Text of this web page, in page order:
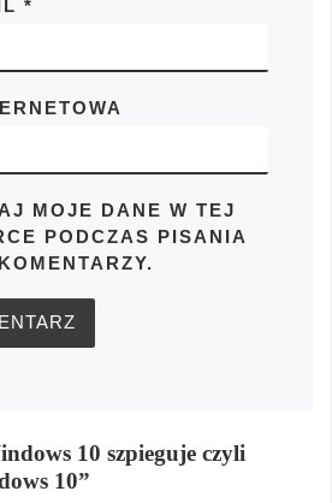
*
MOJE DANE W TEJ
PODCZAS PISANIA
10 szpieguje czyli
10”